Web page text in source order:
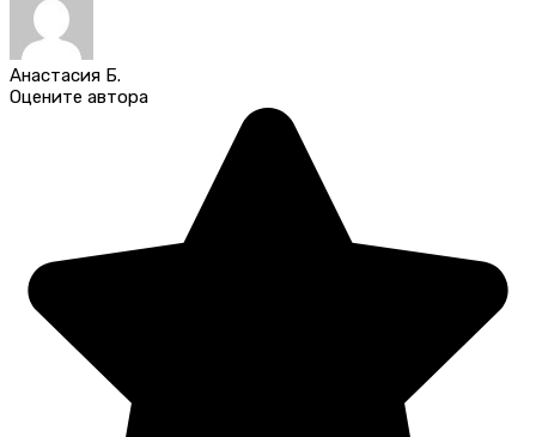
Анастасия Б.
Оцените автора